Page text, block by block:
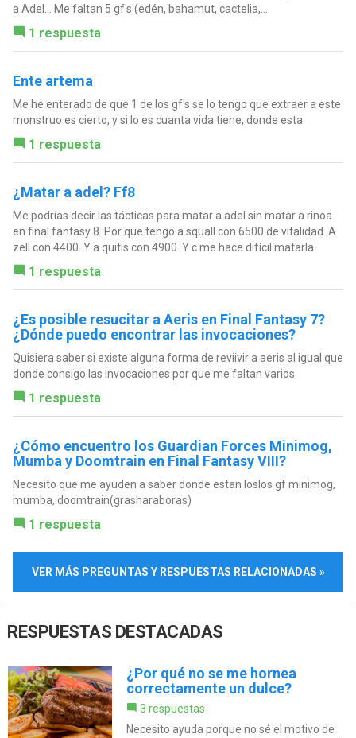
a Adel... Me faltan 5 gf's (edén, bahamut, cactelia,...
1 respuesta
Ente artema
Me he enterado de que 1 de los gf's se lo tengo que extraer a este
monstruo es cierto, y si lo es cuanta vida tiene, donde esta
1 respuesta
¿Matar a adel? Ff8
Me podrías decir las tácticas para matar a adel sin matar a rinoa
en final fantasy 8. Por que tengo a squall con 6500 de vitalidad. A
zell con 4400. Y a quitis con 4900. Y c me hace difícil matarla.
1 respuesta
¿Es posible resucitar a Aeris en Final Fantasy 7?
¿Dónde puedo encontrar las invocaciones?
Quisiera saber si existe alguna forma de reviivir a aeris al igual que
donde consigo las invocaciones por que me faltan varios
1 respuesta
¿Cómo encuentro los Guardian Forces Minimog,
Mumba y Doomtrain en Final Fantasy VIII?
Necesito que me ayuden a saber donde estan loslos gf minimog,
mumba, doomtrain(grasharaboras)
1 respuesta
VER MÁS PREGUNTAS Y RESPUESTAS RELACIONADAS »
RESPUESTAS DESTACADAS
¿Por qué no se me hornea
correctamente un dulce?
3 respuestas
Necesito ayuda porque no sé el motivo de